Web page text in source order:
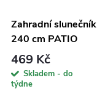
Zahradní
240 cm PATIO
469 Kč
Skladem - do
týdne